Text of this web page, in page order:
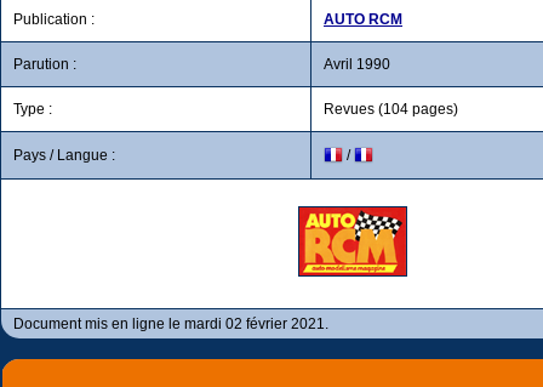
Publication : AUTO RCM
Parution : Avril 1990
Type : Revues (104 pages)
Pays / Langue : /
Document mis en ligne le mardi 02 février 2021.